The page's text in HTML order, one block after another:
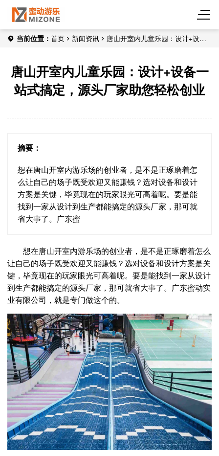
当前位置： 首页 新闻资讯
唐山开室内儿童乐园：设计+设备
唐山开室内儿童乐园：设计+设备一
站式搞定，源头厂家助您轻松创业
摘要：
想在唐山开室内游乐场的创业者，是不是正琢磨着怎
么让自己的场子既受欢迎又能赚钱？选对设备和设计
方案是关键，毕竟现在的玩家眼光可高着呢。要是能
找到一家从设计到生产都能搞定的源头厂家，那可就
省大事了。广东蜜
想在唐山开室内游乐场的创业者，是不是正琢磨着怎么
让自己的场子既受欢迎又能赚钱？选对设备和设计方案是关
键，毕竟现在的玩家眼光可高着呢。要是能找到一家从设计
到生产都能搞定的源头厂家，那可就省大事了。广东蜜动实
业有限公司，就是专门做这个的。